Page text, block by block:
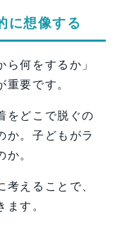
に想像する
何をするか」
重要です。
をどこで脱ぐの
か。子どもがラ
か。
考えることで、
ます。